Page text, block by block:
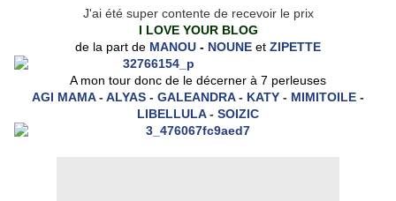
J'ai été super contente de recevoir le prix
I LOVE YOUR BLOG
de la part de MANOU - NOUNE et ZIPETTE
A mon tour donc de le décerner à 7 perleuses
AGI MAMA- ALYAS - GALEANDRA- KATY - MIMITOILE -
LIBELLULA- SOIZIC